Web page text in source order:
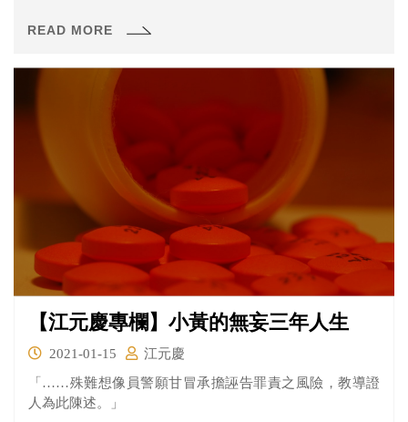
READ MORE
【江元慶專欄】小黃的無妄三年人生
2021-01-15
江元慶
「……殊難想像員警願甘冒承擔誣告罪責之風險，教導證
人為此陳述。」